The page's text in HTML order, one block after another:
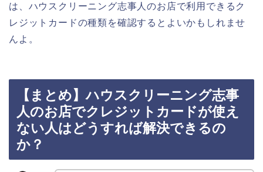
は、ハウスクリーニング志事人のお店で利用できるク
レジットカードの種類を確認するとよいかもしれませ
んよ。
【まとめ】ハウスクリーニング志事
人のお店でクレジットカードが使え
ない人はどうすれば解決できるの
か？